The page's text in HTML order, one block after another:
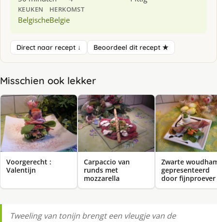
KEUKEN
Belgische
HERKOMST
Belgie
Direct naar recept ↓ Beoordeel dit recept ★
Misschien ook lekker
Voorgerecht :
Valentijn
Carpaccio van
runds met
mozzarella
Zwarte
gepresenteerd
door fijnproever
Tweeling van tonijn brengt een vleugje van de